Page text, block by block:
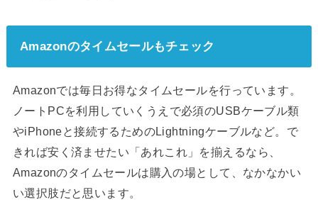
Amazonのタイムセールもチェック
Amazonでは毎日お得なタイムセールを行っています。
ノートPCを利用していくうえで必須のUSBケーブル類
やiPhoneと接続するためのLightningケーブルなど。で
きれば安く済ませたい「あれこれ」を揃えるなら、
Amazonのタイムセールは購入の場として、なかなかい
い選択肢だと思います。